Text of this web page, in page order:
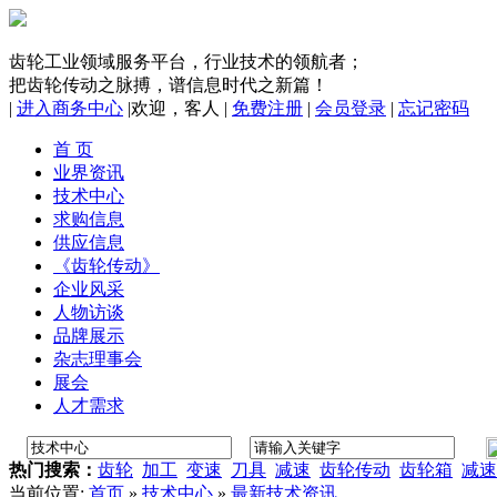
齿轮工业领域服务平台，行业技术的领航者；
把齿轮传动之脉搏，谱信息时代之新篇！
| 进入商务中心 |欢迎， 客人 | 免费注册 | 会员登录 | 忘记密码
首 页
业界资讯
技术中心
求购信息
供应信息
《齿轮传动》
企业风采
人物访谈
品牌展示
杂志理事会
展会
人才需求
热门搜索： 齿轮 加工 变速 刀具 减速 齿轮传动 齿轮箱 减
当前位置: 首页 » 技术中心 » 最新技术资讯